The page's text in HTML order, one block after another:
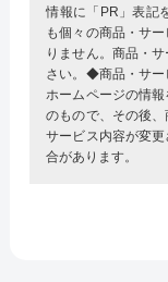
情報に「PR」表記
も個々の商品・サ
りません。商品・
さい。◆商品・サー
ホームページの情
のもので、その後
サービス内容が変
合があります。